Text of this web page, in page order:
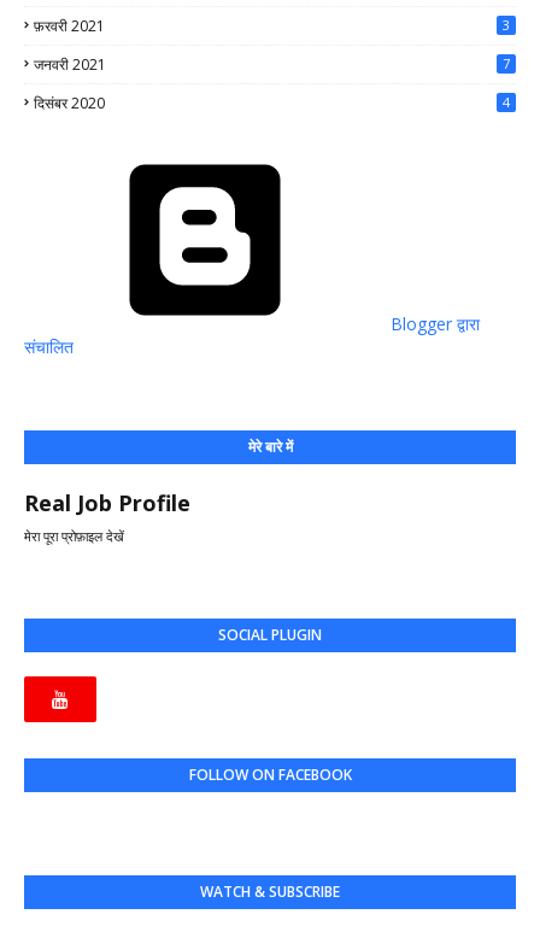
फ़रवरी 2021 3
जनवरी 2021 7
दिसंबर 2020 4
Blogger द्वारा
संचालित
मेरे बारे में
Real Job Profile
मेरा पूरा प्रोफ़ाइल देखें
SOCIAL PLUGIN
FOLLOW ON FACEBOOK
WATCH & SUBSCRIBE